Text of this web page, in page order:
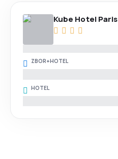
Kube Hotel Paris
ZBOR+HOTEL
HOTEL